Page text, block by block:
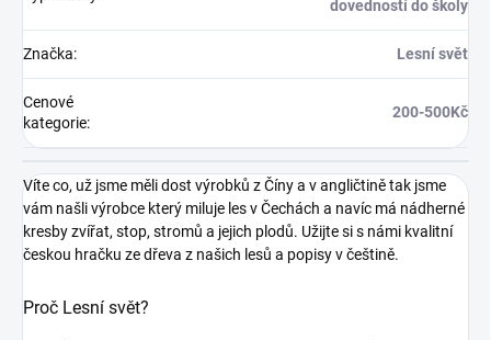
dovedností do školy
Značka: Lesní svět
Cenové
kategorie:
200-500Kč
Víte co, už jsme měli dost výrobků z Číny a v angličtině tak jsme
vám našli výrobce který miluje les v Čechách a navíc má nádherné
kresby zvířat, stop, stromů a jejich plodů. Užijte si s námi kvalitní
českou hračku ze dřeva z našich lesů a popisy v češtině.
Proč Lesní svět?